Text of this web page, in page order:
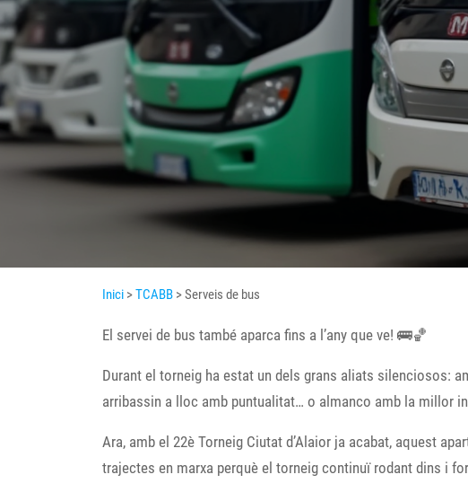
Inici >TCABB > Serveis de bus
El servei de bus també aparca fins a l’any que ve! 🚌🏀
Durant el torneig ha estat un dels grans aliats silenciosos:
arribassin a lloc amb puntualitat… o almanco amb la millor
Ara, amb el 22è Torneig Ciutat d’Alaior ja acabat, aquest
trajectes en marxa perquè el torneig continuï rodant dins i